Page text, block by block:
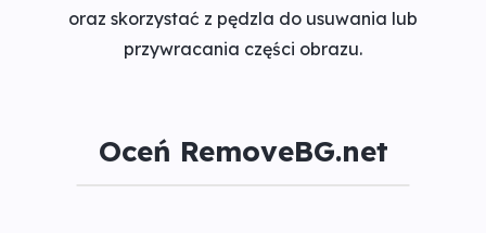
oraz skorzystać z pędzla do usuwania lub
przywracania części obrazu.
Oceń RemoveBG.net